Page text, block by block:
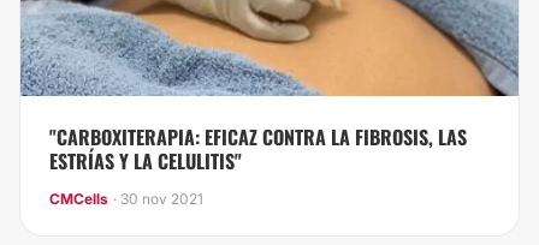
"CARBOXITERAPIA: EFICAZ CONTRA LA FIBROSIS, LAS
ESTRÍAS Y LA CELULITIS"
CMCells · 30 nov 2021